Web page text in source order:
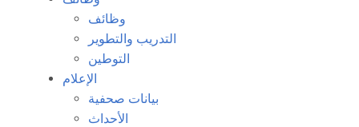
وظائف
التدريب والتطوير
التوطين
الإعلام
بيانات صحفية
الأحداث